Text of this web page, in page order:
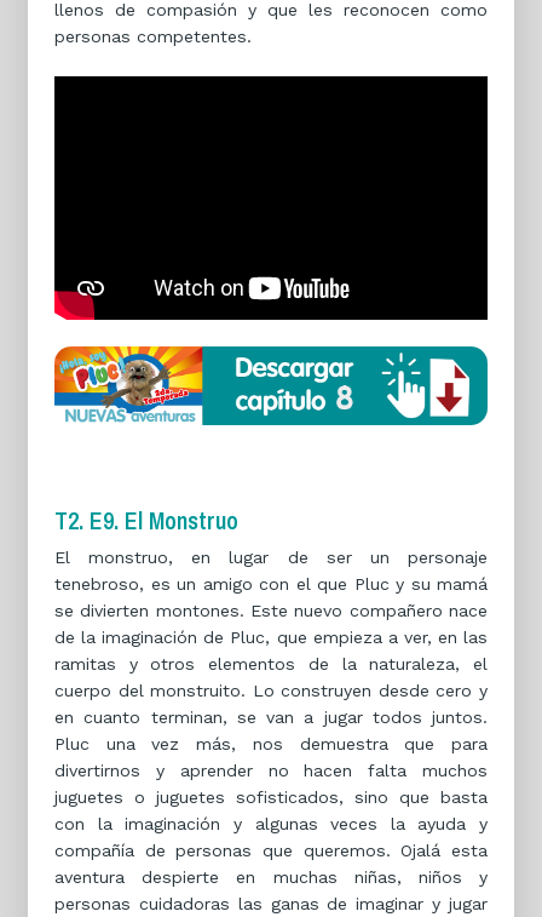
llenos de compasión y que les reconocen como
personas competentes.
T2. E9. El Monstruo
El monstruo, en lugar de ser un personaje
tenebroso, es un amigo con el que Pluc y su mamá
se divierten montones. Este nuevo compañero nace
de la imaginación de Pluc, que empieza a ver, en las
ramitas y otros elementos de la naturaleza, el
cuerpo del monstruito. Lo construyen desde cero y
en cuanto terminan, se van a jugar todos juntos.
Pluc una vez más, nos demuestra que para
divertirnos y aprender no hacen falta muchos
juguetes o juguetes sofisticados, sino que basta
con la imaginación y algunas veces la ayuda y
compañía de personas que queremos. Ojalá esta
aventura despierte en muchas niñas, niños y
personas cuidadoras las ganas de imaginar y jugar